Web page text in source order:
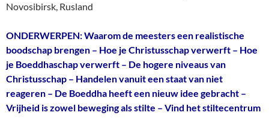
Novosibirsk, Rusland
ONDERWERPEN: Waarom de meesters een realistische
boodschap brengen – Hoe je Christusschap verwerft – Hoe
je Boeddhaschap verwerft – De hogere niveaus van
Christusschap – Handelen vanuit een staat van niet
reageren – De Boeddha heeft een nieuw idee gebracht –
Vrijheid is zowel beweging als stilte – Vind het stiltecentrum